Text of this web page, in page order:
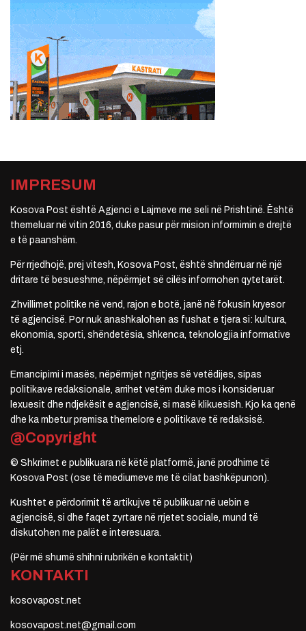
IMPRESUM
Kosova Post është Agjenci e Lajmeve me seli në Prishtinë. Është
themeluar në vitin 2016, duke pasur për mision informimin e drejtë
e të paanshëm.
Për rrjedhojë, prej vitesh, Kosova Post, është shndërruar në një
dritare të besueshme, nëpërmjet së cilës informohen qytetarët.
Zhvillimet politike në vend, rajon e botë, janë në fokusin kryesor
të agjencisë. Por nuk anashkalohen as fushat e tjera si: kultura,
ekonomia, sporti, shëndetësia, shkenca, teknologjia informative
etj.
Emancipimi i masës, nëpërmjet ngritjes së vetëdijes, sipas
politikave redaksionale, arrihet vetëm duke mos i konsideruar
lexuesit dhe ndjekësit e agjencisë, si masë klikuesish. Kjo ka qenë
dhe ka mbetur premisa themelore e politikave të redaksisë.
@Copyright
© Shkrimet e publikuara në këtë platformë, janë prodhime të
Kosova Post (ose të mediumeve me të cilat bashkëpunon).
Kushtet e përdorimit të artikujve të publikuar në uebin e
agjencisë, si dhe faqet zyrtare në rrjetet sociale, mund të
diskutohen me palët e interesuara.
(Për më shumë shihni rubrikën e kontaktit)
KONTAKTI
kosovapost.net
kosovapost.net@gmail.com